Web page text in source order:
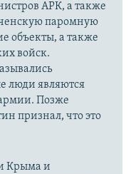
АРК, а также
паромную
объекты, а также
войск.
люди являются
Позже
признал, что это
Крыма и